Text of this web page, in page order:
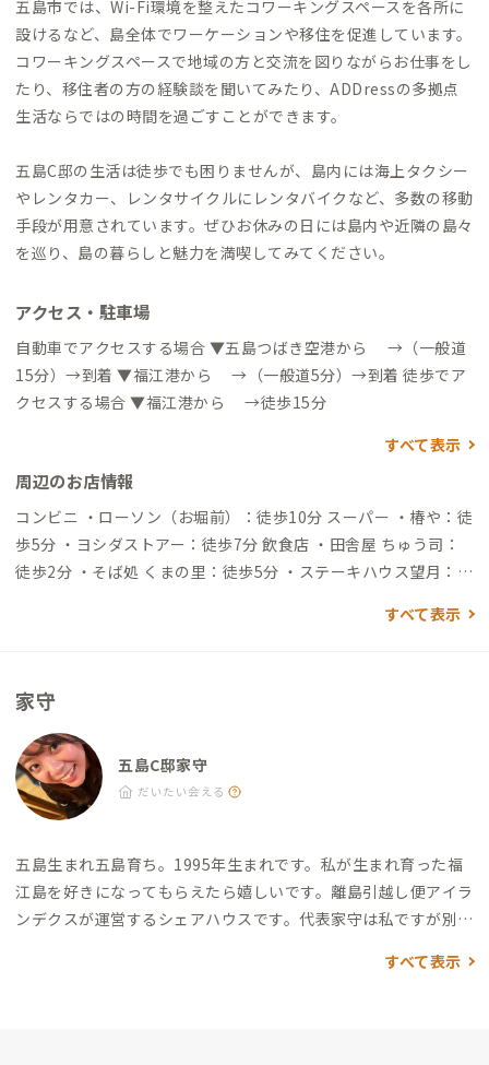
五島市では、Wi-Fi環境を整えたコワーキングスペースを各所に
設けるなど、島全体でワーケーションや移住を促進しています。
コワーキングスペースで地域の方と交流を図りながらお仕事をし
たり、移住者の方の経験談を聞いてみたり、ADDressの多拠点
生活ならではの時間を過ごすことができます。
五島C邸の生活は徒歩でも困りませんが、島内には海上タクシー
やレンタカー、レンタサイクルにレンタバイクなど、多数の移動
手段が用意されています。ぜひお休みの日には島内や近隣の島々
を巡り、島の暮らしと魅力を満喫してみてください。
アクセス・駐車場
自動車でアクセスする場合 ▼五島つばき空港から →（一般道
15分）→到着 ▼福江港から →（一般道5分）→到着 徒歩でア
クセスする場合 ▼福江港から →徒歩15分
すべて表示
周辺のお店情報
コンビニ ・ローソン（お堀前）：徒歩10分 スーパー ・椿や：徒
歩5分 ・ヨシダストアー：徒歩7分 飲食店 ・田舎屋 ちゅう司：
徒歩2分 ・そば処 くまの里：徒歩5分 ・ステーキハウス望月：徒
すべて表示
家守
五島C邸家守
だいたい会える
五島生まれ五島育ち。1995年生まれです。 私が生まれ育った福
江島を好きになってもらえたら嬉しいです。 離島引越し便アイラ
ンデクスが運営するシェアハウスです。 代表家守は私ですが別の
りですがアットホームな空間づくりを目指しています。良い出会
すべて表示